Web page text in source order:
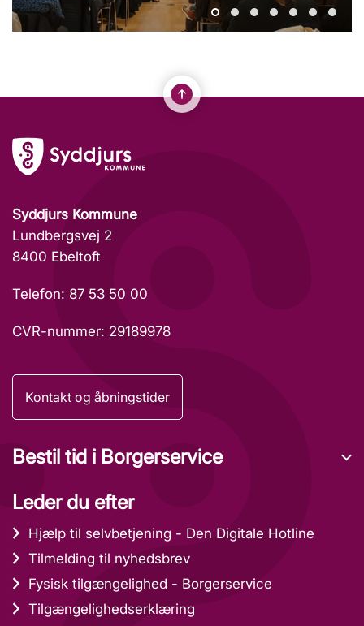
Syddjurs Kommune
Lundbergsvej 2
8400 Ebeltoft
Telefon: 87 53 50 00
CVR-nummer: 29189978
Kontakt og åbningstider
Bestil tid i Borgerservice
Leder du efter
Hjælp til selvbetjening - Den Digitale Hotline
Tilmelding til nyhedsbrev
Fysisk tilgængelighed - Borgerservice
Tilgængelighedserklæring